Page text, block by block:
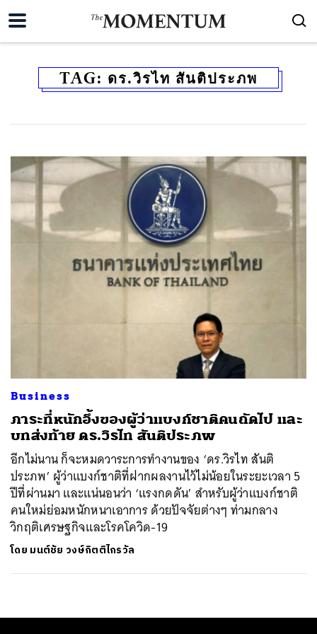
TAG: ดร.วิรไท สันติประภพ
Business
ภาระที่หนักอึ้งของผู้ว่าแบงก์ชาติคนถัดไป และ
บทส่งท้าย ดร.วิรไท สันติประภพ
อีกไม่นาน ก็จะหมดวาระการทำงานของ ‘ดร.วิรไท สันติ
ประภพ’ ผู้ว่าแบงก์ชาติที่ฝากผลงานไว้ไม่น้อยในระยะเวลา 5
ปีที่ผ่านมา และแน่นอนว่า ‘แรงกดดัน’ สำหรับผู้ว่าแบงก์ชาติ
คนใหม่ย่อมหนักหนาเอาการ ด้วยปัจจัยต่างๆ ท่ามกลาง
วิกฤติเศรษฐกิจและโรคโควิด-19
โดย มนต์ชัย วงษ์กิตติไกรวัล
SHARE TWEET LINE EMAIL